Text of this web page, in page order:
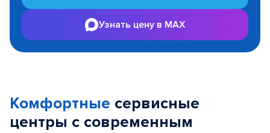
Узнать цену в MAX
Комфортные сервисные
центры с современным